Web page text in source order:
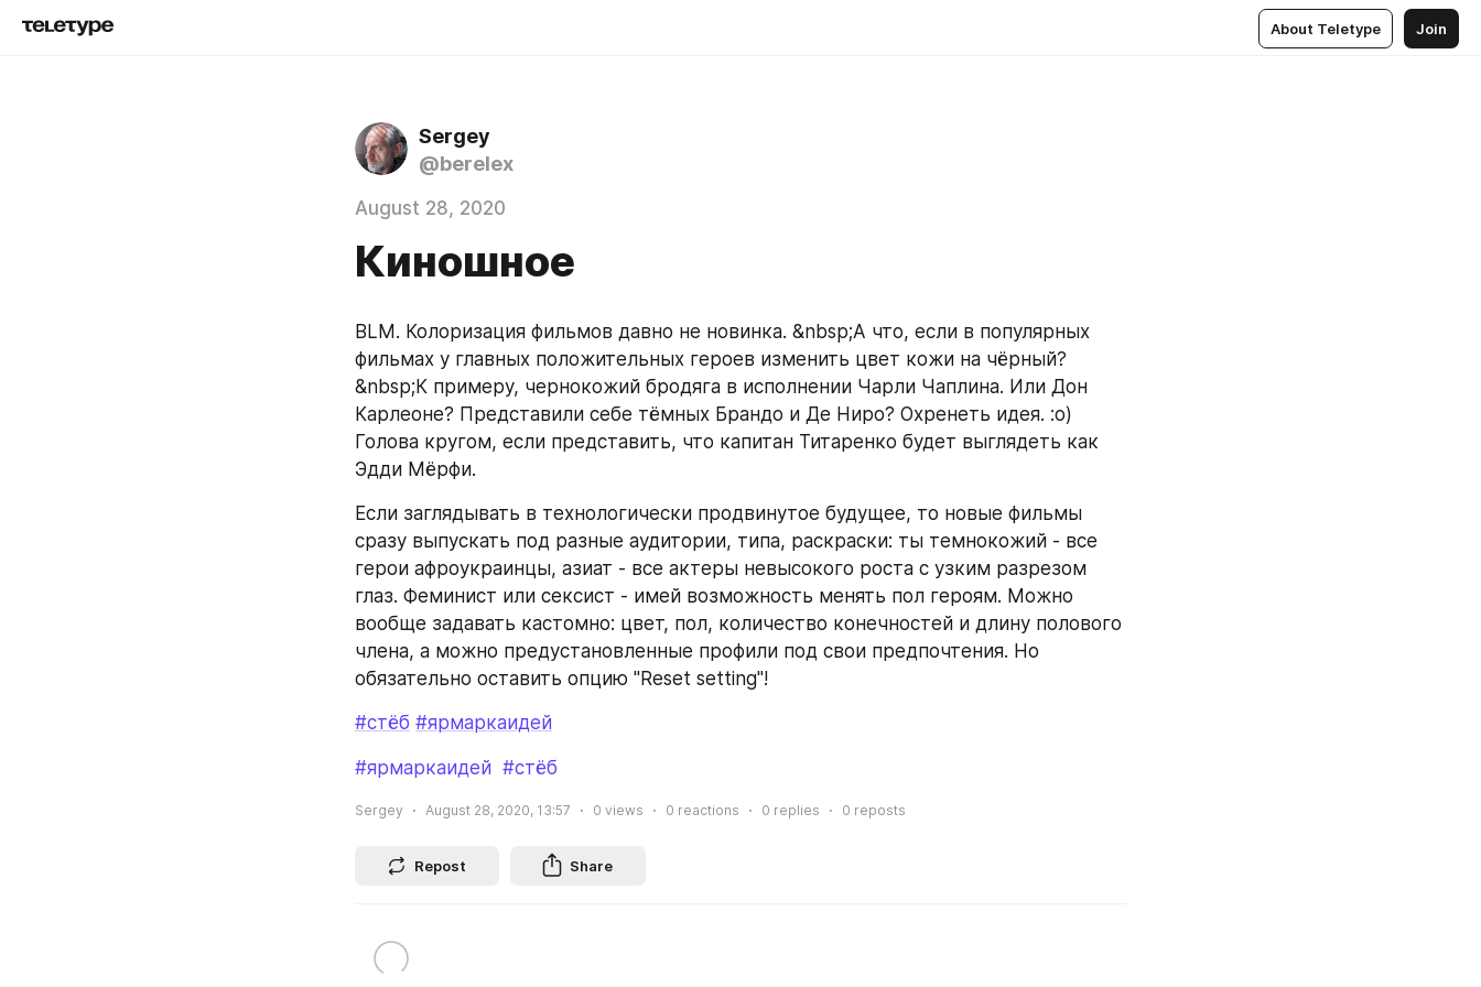
About Teletype Join
Sergey
@berelex
August 28, 2020
Киношное
BLM. Колоризация фильмов давно не новинка. &nbsp;А что, если в популярных
фильмах у главных положительных героев изменить цвет кожи на чёрный?
&nbsp;К примеру, чернокожий бродяга в исполнении Чарли Чаплина. Или Дон
Карлеоне? Представили себе тёмных Брандо и Де Ниро? Охренеть идея. :о)
Голова кругом, если представить, что капитан Титаренко будет выглядеть как
Эдди Мёрфи.
Если заглядывать в технологически продвинутое будущее, то новые фильмы
сразу выпускать под разные аудитории, типа, раскраски: ты темнокожий - все
герои афроукраинцы, азиат - все актеры невысокого роста с узким разрезом
глаз. Феминист или сексист - имей возможность менять пол героям. Можно
вообще задавать кастомно: цвет, пол, количество конечностей и длину полового
члена, а можно предустановленные профили под свои предпочтения. Но
обязательно оставить опцию "Reset setting"!
#стёб #ярмаркаидей
#ярмаркаидей #стёб
Sergey August 28, 2020, 13:57 0 views 0 reactions 0 replies 0 reposts
Repost Share